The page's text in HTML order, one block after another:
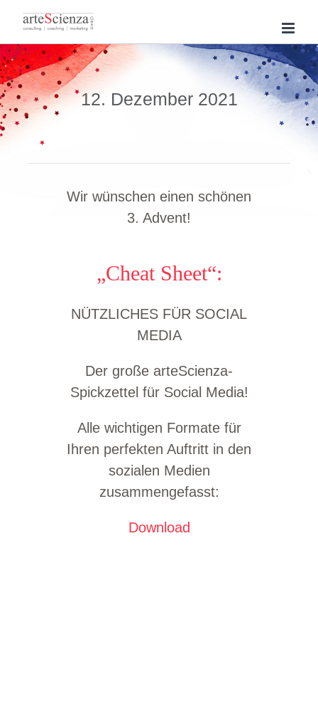
12. Dezember 2021
Wir wünschen einen schönen
3. Advent!
„Cheat Sheet“:
NÜTZLICHES FÜR SOCIAL
MEDIA
Der große arteScienza-
Spickzettel für Social Media!
Alle wichtigen Formate für
Ihren perfekten Auftritt in den
sozialen Medien
zusammengefasst:
Download